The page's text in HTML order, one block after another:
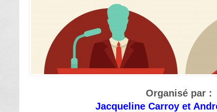
Organisé par :
Jacqueline Carroy et